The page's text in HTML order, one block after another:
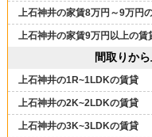
上石神井の家賃8万円～9万円
上石神井の家賃9万円以上の賃
間取りか
上石神井の1R~1LDKの賃貸
上石神井の2K~2LDKの賃貸
上石神井の3K~3LDKの賃貸